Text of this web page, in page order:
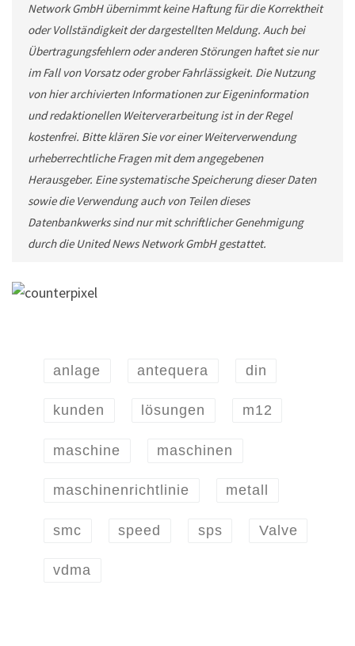
Network GmbH übernimmt keine Haftung für die Korrektheit
oder Vollständigkeit der dargestellten Meldung. Auch bei
Übertragungsfehlern oder anderen Störungen haftet sie nur
im Fall von Vorsatz oder grober Fahrlässigkeit. Die Nutzung
von hier archivierten Informationen zur Eigeninformation
und redaktionellen Weiterverarbeitung ist in der Regel
kostenfrei. Bitte klären Sie vor einer Weiterverwendung
urheberrechtliche Fragen mit dem angegebenen
Herausgeber. Eine systematische Speicherung dieser Daten
sowie die Verwendung auch von Teilen dieses
Datenbankwerks sind nur mit schriftlicher Genehmigung
durch die United News Network GmbH gestattet.
anlage antequera din
kunden lösungen m12
maschine maschinen
maschinenrichtlinie metall
smc speed sps Valve
vdma